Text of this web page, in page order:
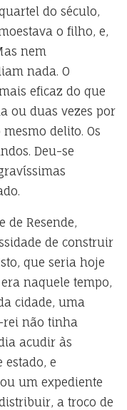
do século,
o filho, e,
nem
nada. O
eficaz do que
ou duas vezes por
delito. Os
Deu-se
de Resende,
de construir
que seria hoje
naquele tempo,
cidade, uma
rei não tinha
acudir às
e
um expediente
a troco de